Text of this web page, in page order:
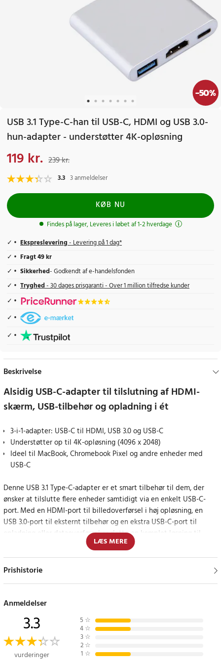
-50%
USB 3.1 Type-C-han til USB-C, HDMI og USB 3.0-
hun-adapter - understøtter 4K-opløsning
Nuværende pris
119 kr. 239 kr.
3.3 3 anmeldelser
KØB NU
Findes på lager, Leveres i løbet af 1-2 hverdage
Ekspreslevering- Levering på 1 dag*
Fragt 49 kr
Sikkerhed- Godkendt af e-handelsfonden
Tryghed- 30 dages prisgaranti - Over 1 million tilfredse kunder
Beskrivelse
Alsidig USB-C-adapter til tilslutning af HDMI-
skærm, USB-tilbehør og opladning i ét
3-i-1-adapter: USB-C til HDMI, USB 3.0 og USB-C
Understøtter op til 4K-opløsning (4096 x 2048)
Ideel til MacBook, Chromebook Pixel og andre enheder med
USB-C
Denne USB 3.1 Type-C-adapter er et smart tilbehør til dem, der
ønsker at tilslutte flere enheder samtidigt via en enkelt USB-C-
port. Med en HDMI-port til billedoverførsel i høj opløsning, en
USB 3.0-port til eksternt tilbehør og en ekstra USB-C-port til
opladning eller dataoverførsel er dette en komplet løsning til
både arbejde og underholdning.
Adapteren er kompatibel med moderne bærbare computere som
uanset om det er på kontoret, på rejser eller til hjemmebrug.
Tilslut en ekstern skærm i op til 4K-opløsning
Med HDMI-udgangen får du krystalklar billedoverførsel op til 4096
x 2048, perfekt til præsentationer, film eller arbejde med flere
LÆS MERE
Prishistorie
Anmeldelser
3.3
vurderinger
5 ☆
4 ☆
3 ☆
2 ☆
1 ☆